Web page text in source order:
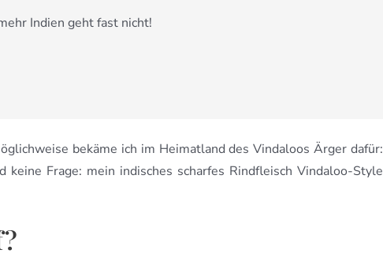
Indien geht fast nicht!
bekäme ich im Heimatland des Vindaloos Ärger dafür:
Frage: mein indisches scharfes Rindfleisch Vindaloo-Style